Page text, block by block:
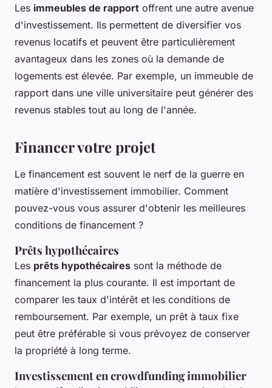
Les immeubles de rapport offrent une autre avenue
d'investissement. Ils permettent de diversifier vos
revenus locatifs et peuvent être particulièrement
avantageux dans les zones où la demande de
logements est élevée. Par exemple, un immeuble de
rapport dans une ville universitaire peut générer des
revenus stables tout au long de l'année.
Financer votre projet
Le financement est souvent le nerf de la guerre en
matière d'investissement immobilier. Comment
pouvez-vous vous assurer d'obtenir les meilleures
conditions de financement ?
Prêts hypothécaires
Les prêts hypothécaires sont la méthode de
financement la plus courante. Il est important de
comparer les taux d'intérêt et les conditions de
remboursement. Par exemple, un prêt à taux fixe
peut être préférable si vous prévoyez de conserver
la propriété à long terme.
Investissement en crowdfunding immobilier